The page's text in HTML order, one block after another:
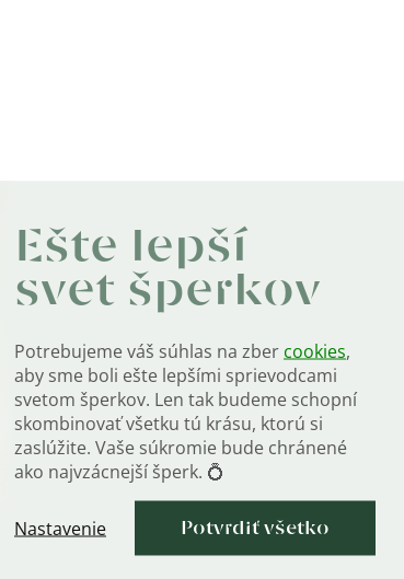
Ešte lepší
svet šperkov
Potrebujeme váš súhlas na zber cookies,
aby sme boli ešte lepšími sprievodcami
svetom šperkov. Len tak budeme schopní
skombinovať všetku tú krásu, ktorú si
zaslúžite. Vaše súkromie bude chránené
ako najvzácnejší šperk. 💍
Nastavenie Potvrdiť všetko
rýdzosti.
Dodatočné parametre
Kategória:
Záruka:
Farba